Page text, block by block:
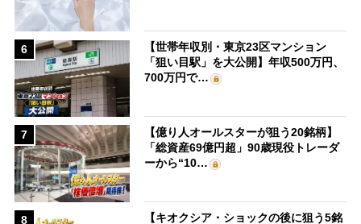
6
【世帯年収別・東京23区マンション
「狙い目駅」を大公開】年収500万円、
700万円で…
7
【億り人オールスターが狙う20銘柄】
「総資産69億円超」90歳現役トレーダ
ーから“10…
8 【キオクシア・ショックの後に狙う5銘